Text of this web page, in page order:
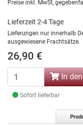
Preise inkl. MwSt,
Lieferzeit 2-4 Tage
Lieferungen nur innerhalb
ausgewiesene Frachtsätze.
26,90 €
In
Sofort lieferbar